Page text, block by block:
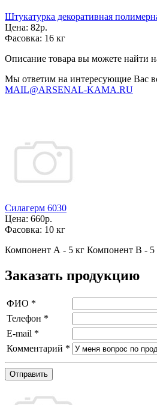
Штукатурка декоративная
Цена: 82р.
Фасовка: 16 кг
Описание товара вы можете найти
Мы ответим на интересующие Вас
MAIL@ARSENAL-KAMA.RU
Силагерм 6030
Цена: 660р.
Фасовка: 10 кг
Компонент А - 5 кг Компонент В - 5
Заказать продукцию
ФИО *
Телефон *
E-mail *
Комментарий *
Отправить